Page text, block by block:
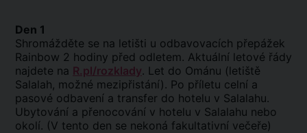
Den 1
Shromážděte se na letišti u odbavovacích přepážek
Rainbow 2 hodiny před odletem. Aktuální letové řády
najdete na R.pl/rozklady. Let do Ománu (letiště
Salalah, možné mezipřistání). Po příletu celní a
pasové odbavení a transfer do hotelu v Salalahu.
Ubytování a přenocování v hotelu v Salalahu nebo
okolí. (V tento den se nekoná fakultativní večeře)